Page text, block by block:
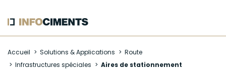
au
contenu
Accueil Solutions & Applications
Route
Infrastructures spéciales
Aires de stationnement